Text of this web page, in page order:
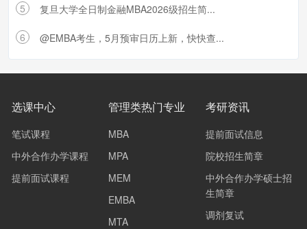
5 复旦大学全日制金融MBA2026级招生简...
6 @EMBA考生，5月预审日历上新，快快查...
选课中心
笔试课程
中外合作办学课程
提前面试课程
管理类热门专业
MBA
MPA
MEM
EMBA
MTA
考研资讯
提前面试信息
院校招生简章
中外合作办学硕士招
生简章
调剂复试